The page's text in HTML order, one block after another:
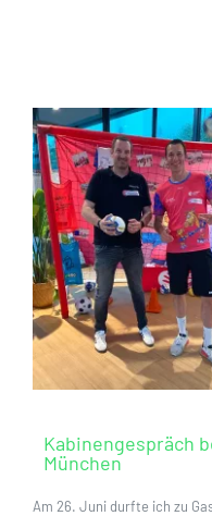
Kabinengespräch
München
Am 26. Juni durfte ich zu